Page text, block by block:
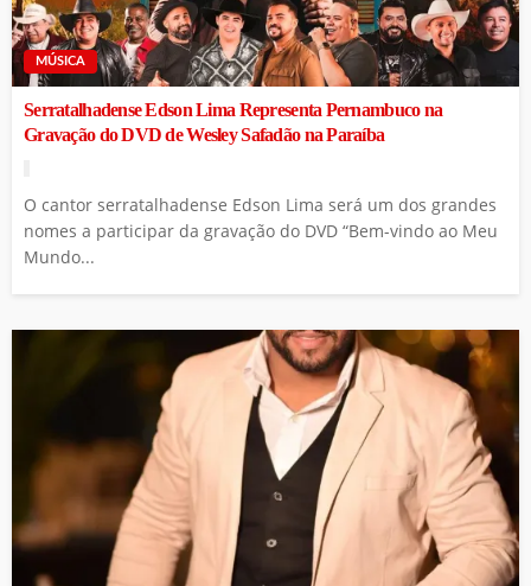
MÚSICA
Serratalhadense Edson Lima Representa Pernambuco na
Gravação do DVD de Wesley Safadão na Paraíba
O cantor serratalhadense Edson Lima será um dos grandes
nomes a participar da gravação do DVD “Bem-vindo ao Meu
Mundo...